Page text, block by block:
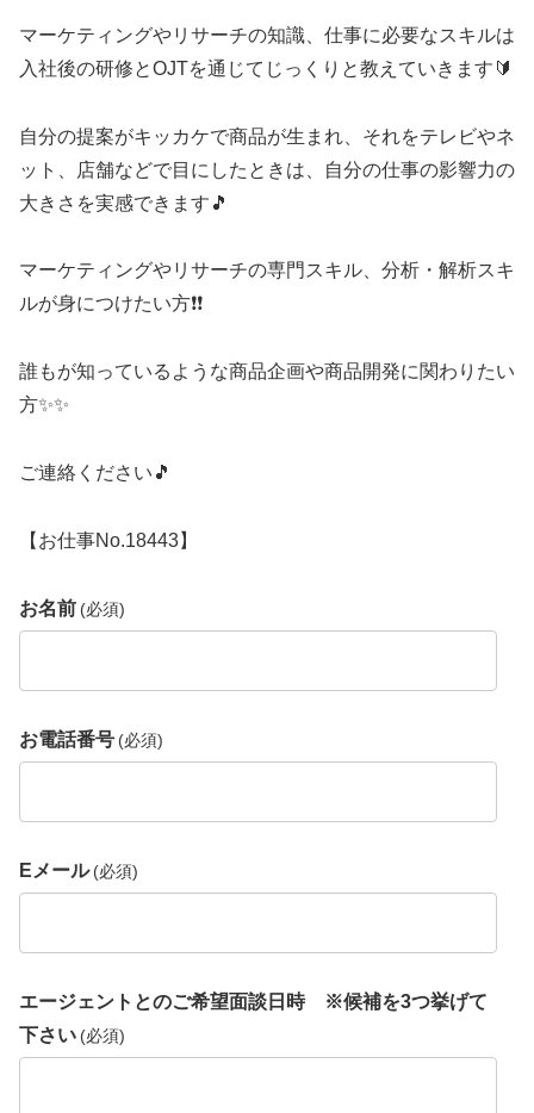
マーケティングやリサーチの知識、仕事に必要なスキルは
入社後の研修とOJTを通じてじっくりと教えていきます🔰
自分の提案がキッカケで商品が生まれ、それをテレビやネ
ット、店舗などで目にしたときは、自分の仕事の影響力の
大きさを実感できます🎵
マーケティングやリサーチの専門スキル、分析・解析スキ
ルが身につけたい方❗❗
誰もが知っているような商品企画や商品開発に関わりたい
方✨✨
ご連絡ください🎵
【お仕事No.18443】
お名前 (必須)
お電話番号 (必須)
Eメール (必須)
エージェントとのご希望面談日時 ※候補を3つ挙げて
下さい (必須)